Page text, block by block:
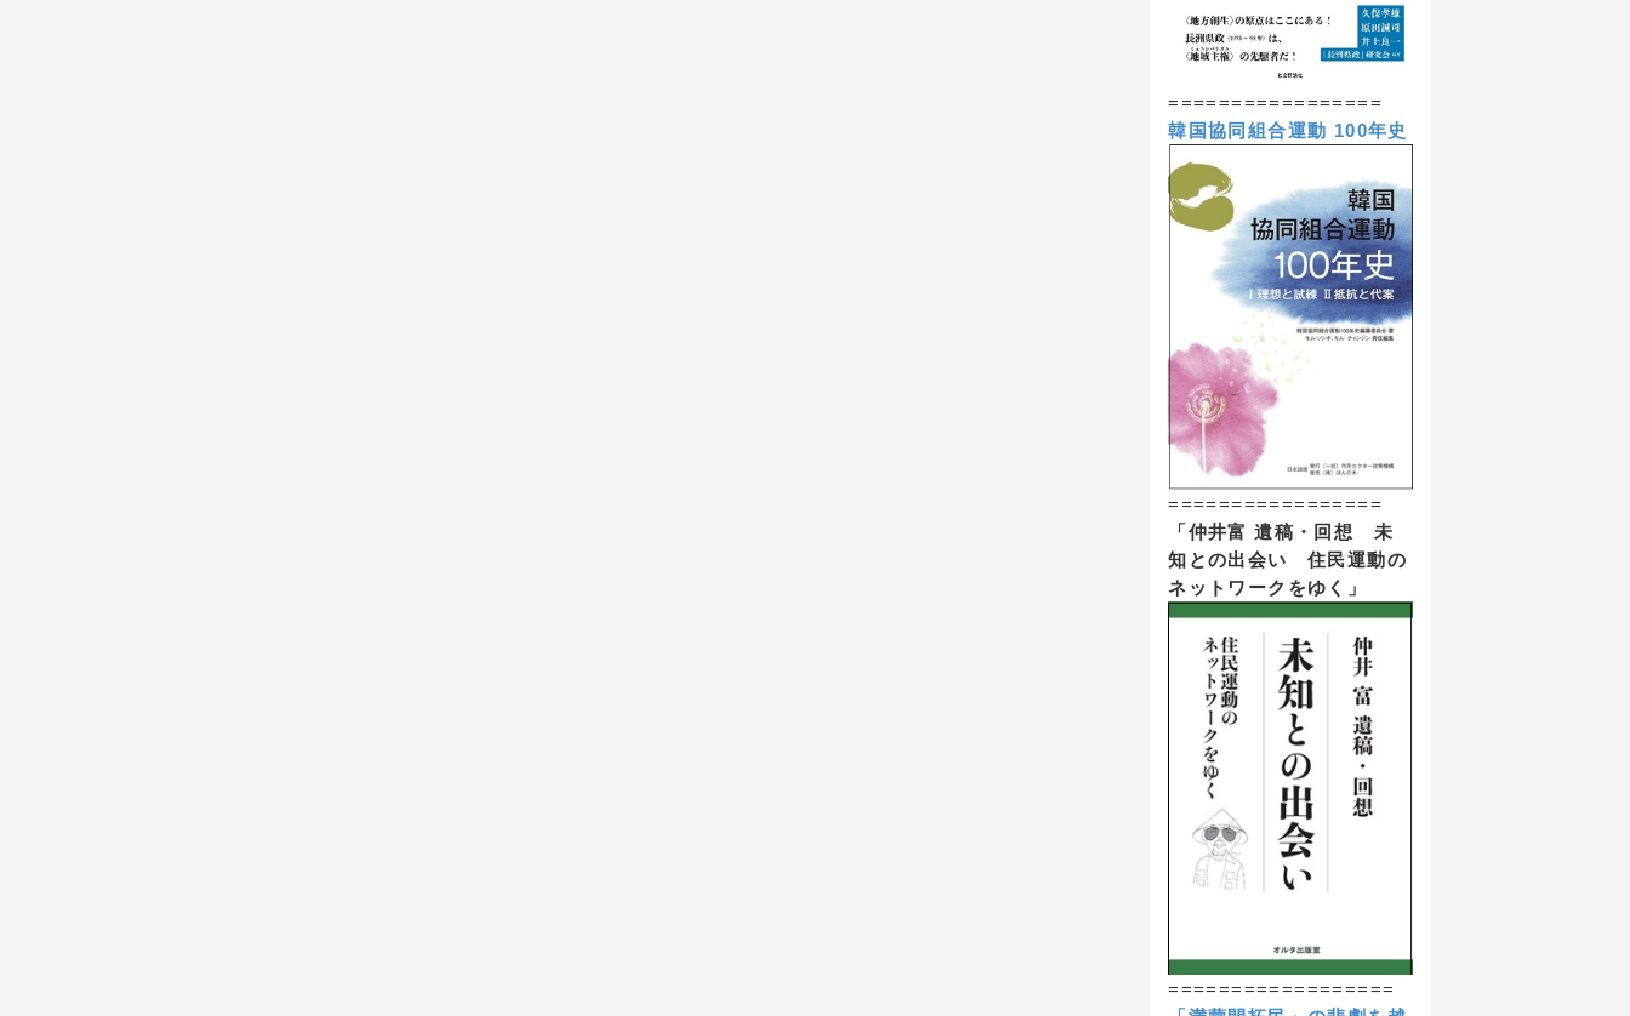
=================
韓国協同組合運動 100年史
=================
「仲井富 遺稿・回想 未
知との出会い 住民運動の
ネットワークをゆく」
==================